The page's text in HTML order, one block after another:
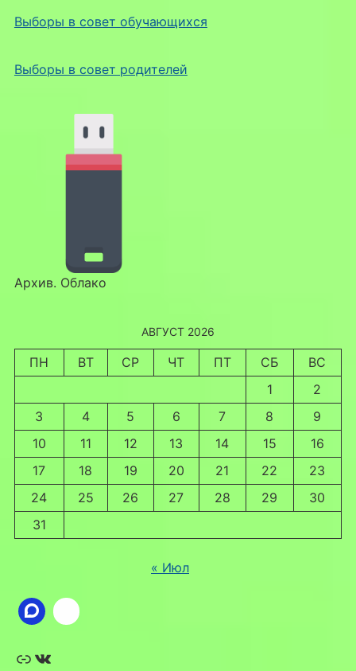
Выборы в совет обучающихся
Выборы в совет родителей
Архив. Облако
АВГУСТ 2026
ПН ВТ СР ЧТ ПТ СБ
ВС
1
2
3
4 5 6 7 8
9
10
11 12 13 14 15
16
17
18 19 20 21 22
23
24
25 26 27 28 29
30
31
« Июл